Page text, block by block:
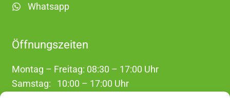
Whatsapp
Öffnungszeiten
Montag – Freitag: 08:30 – 17:00 Uhr
Samstag: 10:00 – 17:00 Uhr